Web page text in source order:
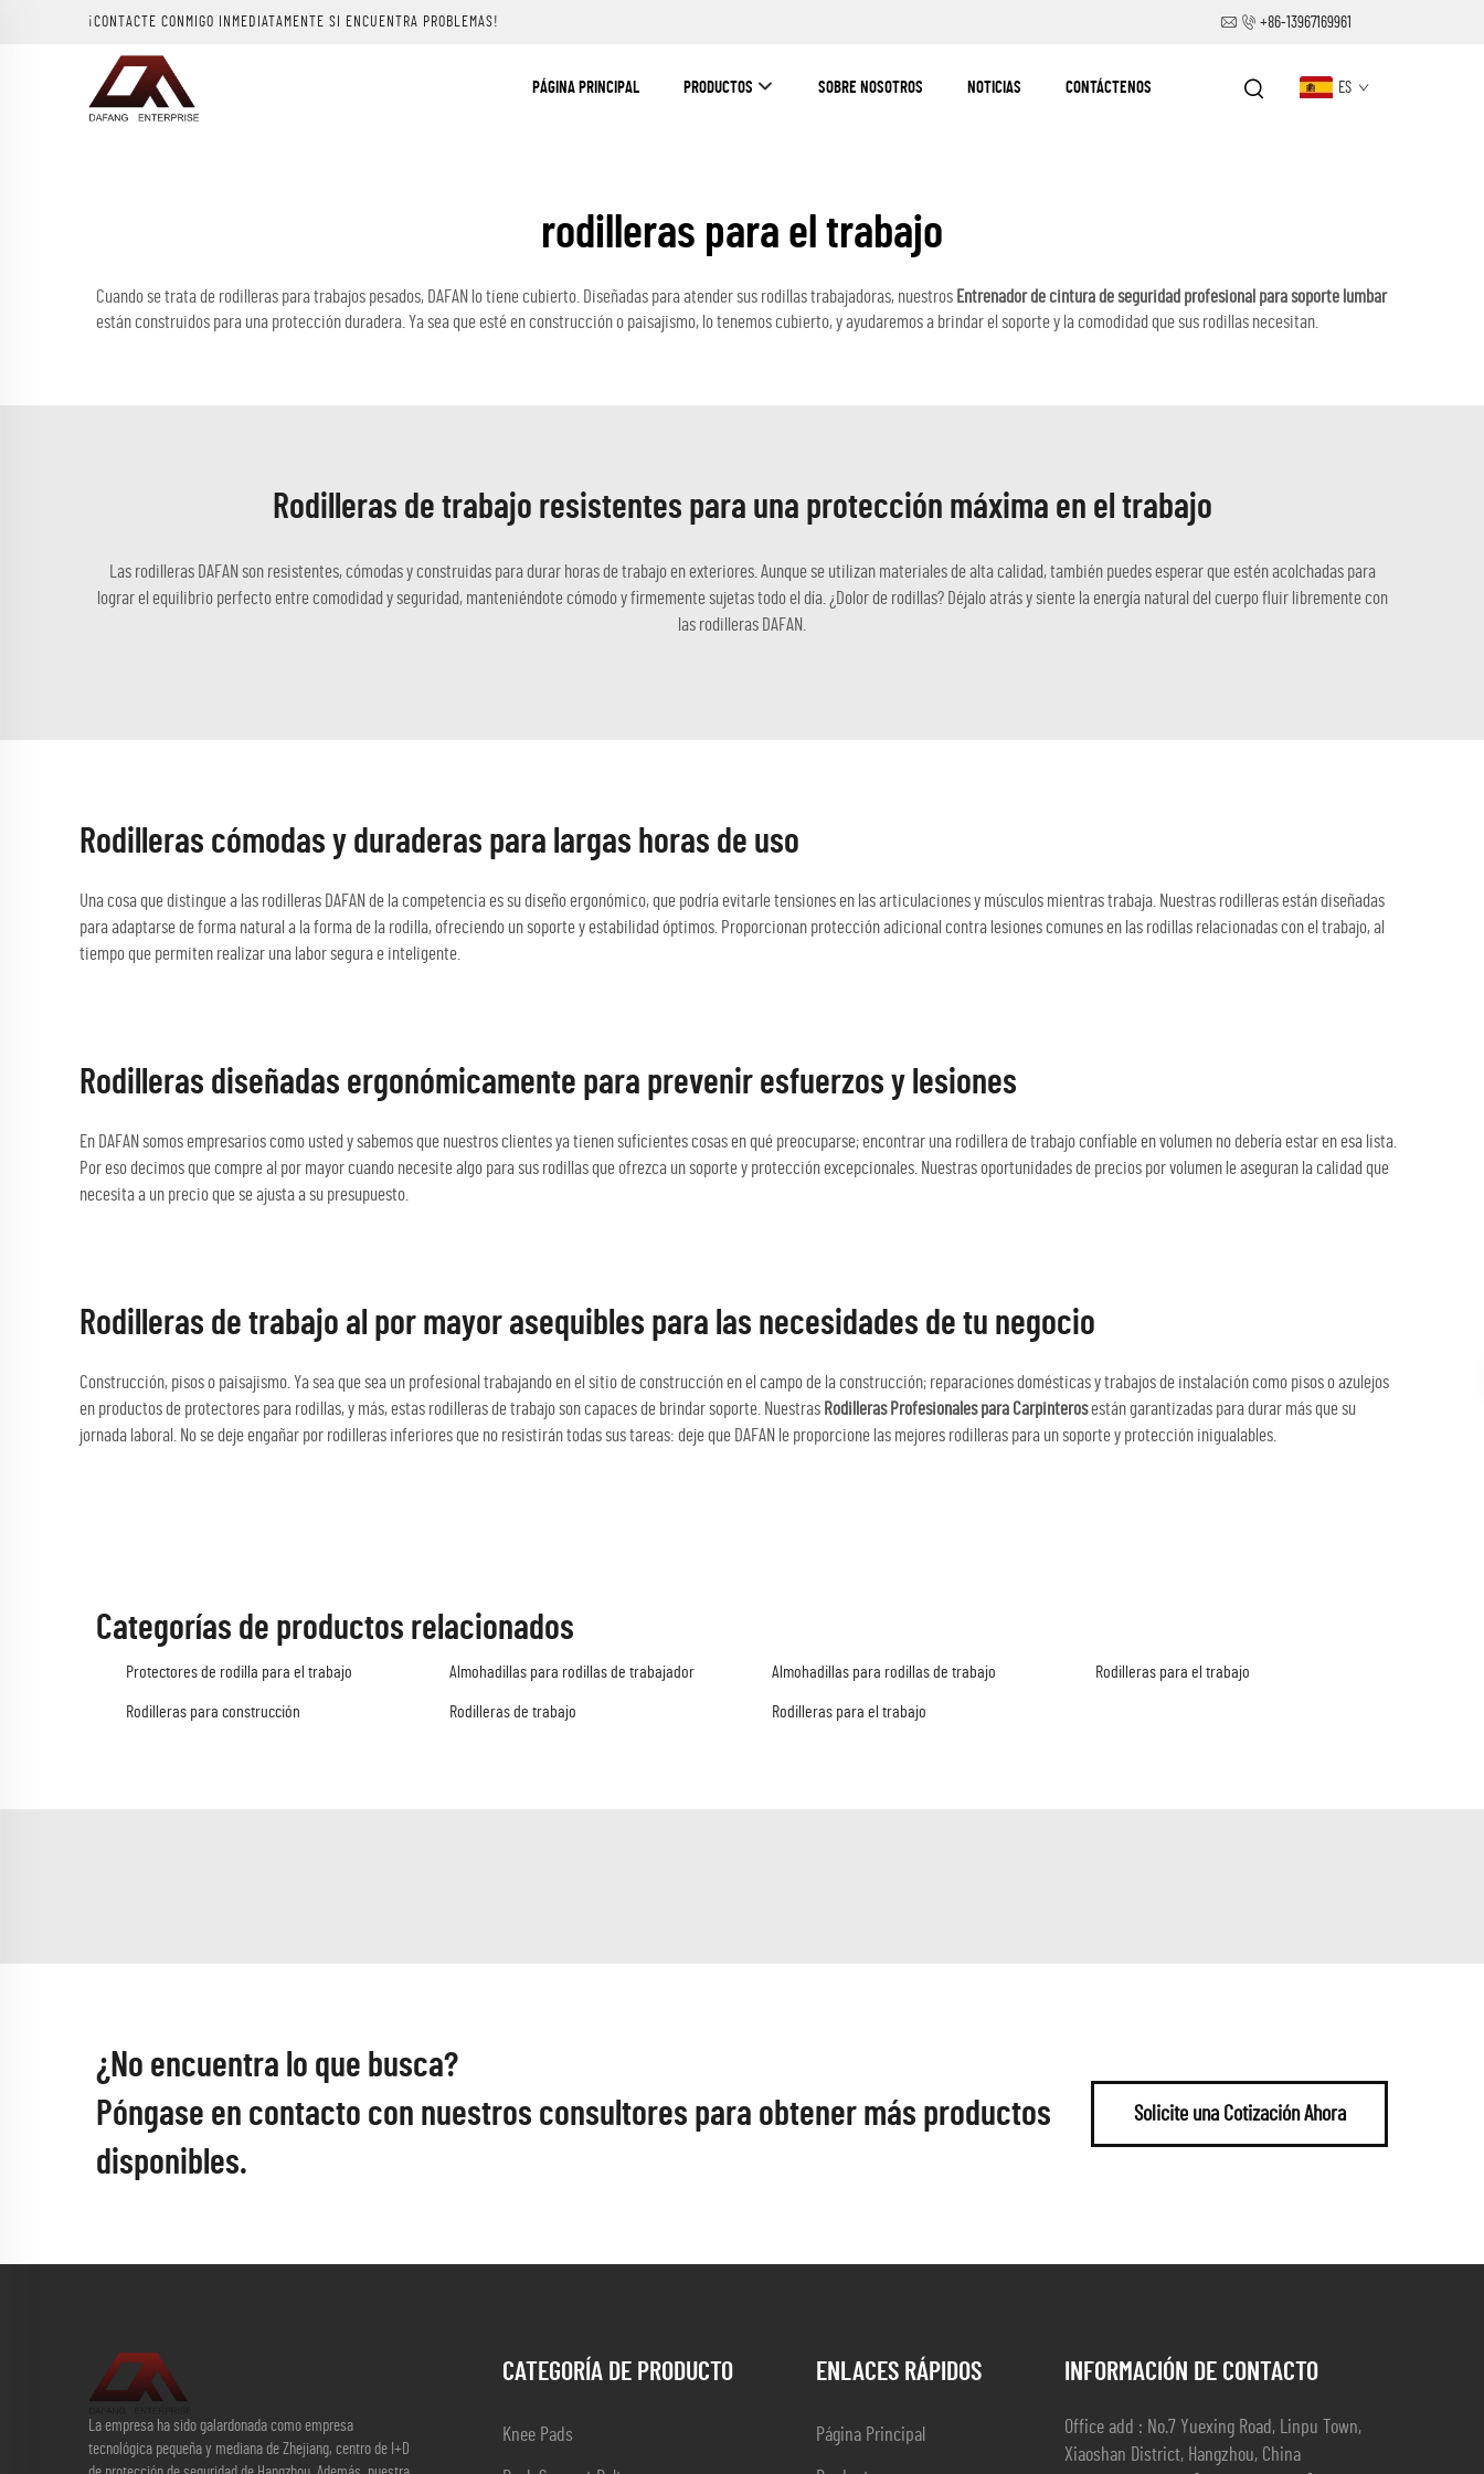
¡CONTACTE CONMIGO INMEDIATAMENTE SI ENCUENTRA PROBLEMAS! +86-13967169961
PÁGINA PRINCIPAL PRODUCTOS SOBRE NOSOTROS NOTICIAS CONTÁCTENOS ES
rodilleras para el trabajo
Cuando se trata de rodilleras para trabajos pesados, DAFAN lo tiene cubierto. Diseñadas para atender sus rodillas trabajadoras, nuestros Entrenador de cintura de seguridad profesional para soporte lumbar
están construidos para una protección duradera. Ya sea que esté en construcción o paisajismo, lo tenemos cubierto, y ayudaremos a brindar el soporte y la comodidad que sus rodillas necesitan.
Rodilleras de trabajo resistentes para una protección máxima en el trabajo
Las rodilleras DAFAN son resistentes, cómodas y construidas para durar horas de trabajo en exteriores. Aunque se utilizan materiales de alta calidad, también puedes esperar que estén acolchadas para
lograr el equilibrio perfecto entre comodidad y seguridad, manteniéndote cómodo y firmemente sujetas todo el día. ¿Dolor de rodillas? Déjalo atrás y siente la energía natural del cuerpo fluir libremente con
las rodilleras DAFAN.
Rodilleras cómodas y duraderas para largas horas de uso
Una cosa que distingue a las rodilleras DAFAN de la competencia es su diseño ergonómico, que podría evitarle tensiones en las articulaciones y músculos mientras trabaja. Nuestras rodilleras están diseñadas
para adaptarse de forma natural a la forma de la rodilla, ofreciendo un soporte y estabilidad óptimos. Proporcionan protección adicional contra lesiones comunes en las rodillas relacionadas con el trabajo, al
tiempo que permiten realizar una labor segura e inteligente.
Rodilleras diseñadas ergonómicamente para prevenir esfuerzos y lesiones
En DAFAN somos empresarios como usted y sabemos que nuestros clientes ya tienen suficientes cosas en qué preocuparse; encontrar una rodillera de trabajo confiable en volumen no debería estar en esa lista.
Por eso decimos que compre al por mayor cuando necesite algo para sus rodillas que ofrezca un soporte y protección excepcionales. Nuestras oportunidades de precios por volumen le aseguran la calidad que
necesita a un precio que se ajusta a su presupuesto.
Rodilleras de trabajo al por mayor asequibles para las necesidades de tu negocio
Construcción, pisos o paisajismo. Ya sea que sea un profesional trabajando en el sitio de construcción en el campo de la construcción; reparaciones domésticas y trabajos de instalación como pisos o azulejos
en productos de protectores para rodillas, y más, estas rodilleras de trabajo son capaces de brindar soporte. Nuestras Rodilleras Profesionales para Carpinterosestán garantizadas para durar más que su
jornada laboral. No se deje engañar por rodilleras inferiores que no resistirán todas sus tareas: deje que DAFAN le proporcione las mejores rodilleras para un soporte y protección inigualables.
Categorías de productos relacionados
Protectores de rodilla para el trabajo Almohadillas para rodillas de trabajador Almohadillas para rodillas de trabajo Rodilleras para el trabajo
Rodilleras para construcción Rodilleras de trabajo Rodilleras para el trabajo
¿No encuentra lo que busca?
Póngase en contacto con nuestros consultores para obtener más productos
disponibles.
Solicite una Cotización Ahora
La empresa ha sido galardonada como empresa
tecnológica pequeña y mediana de Zhejiang, centro de I+D
CATEGORÍA DE PRODUCTO
Knee Pads
ENLACES RÁPIDOS
Página Principal
INFORMACIÓN DE CONTACTO
Office add : No.7 Yuexing Road, Linpu Town,
Xiaoshan District, Hangzhou, China